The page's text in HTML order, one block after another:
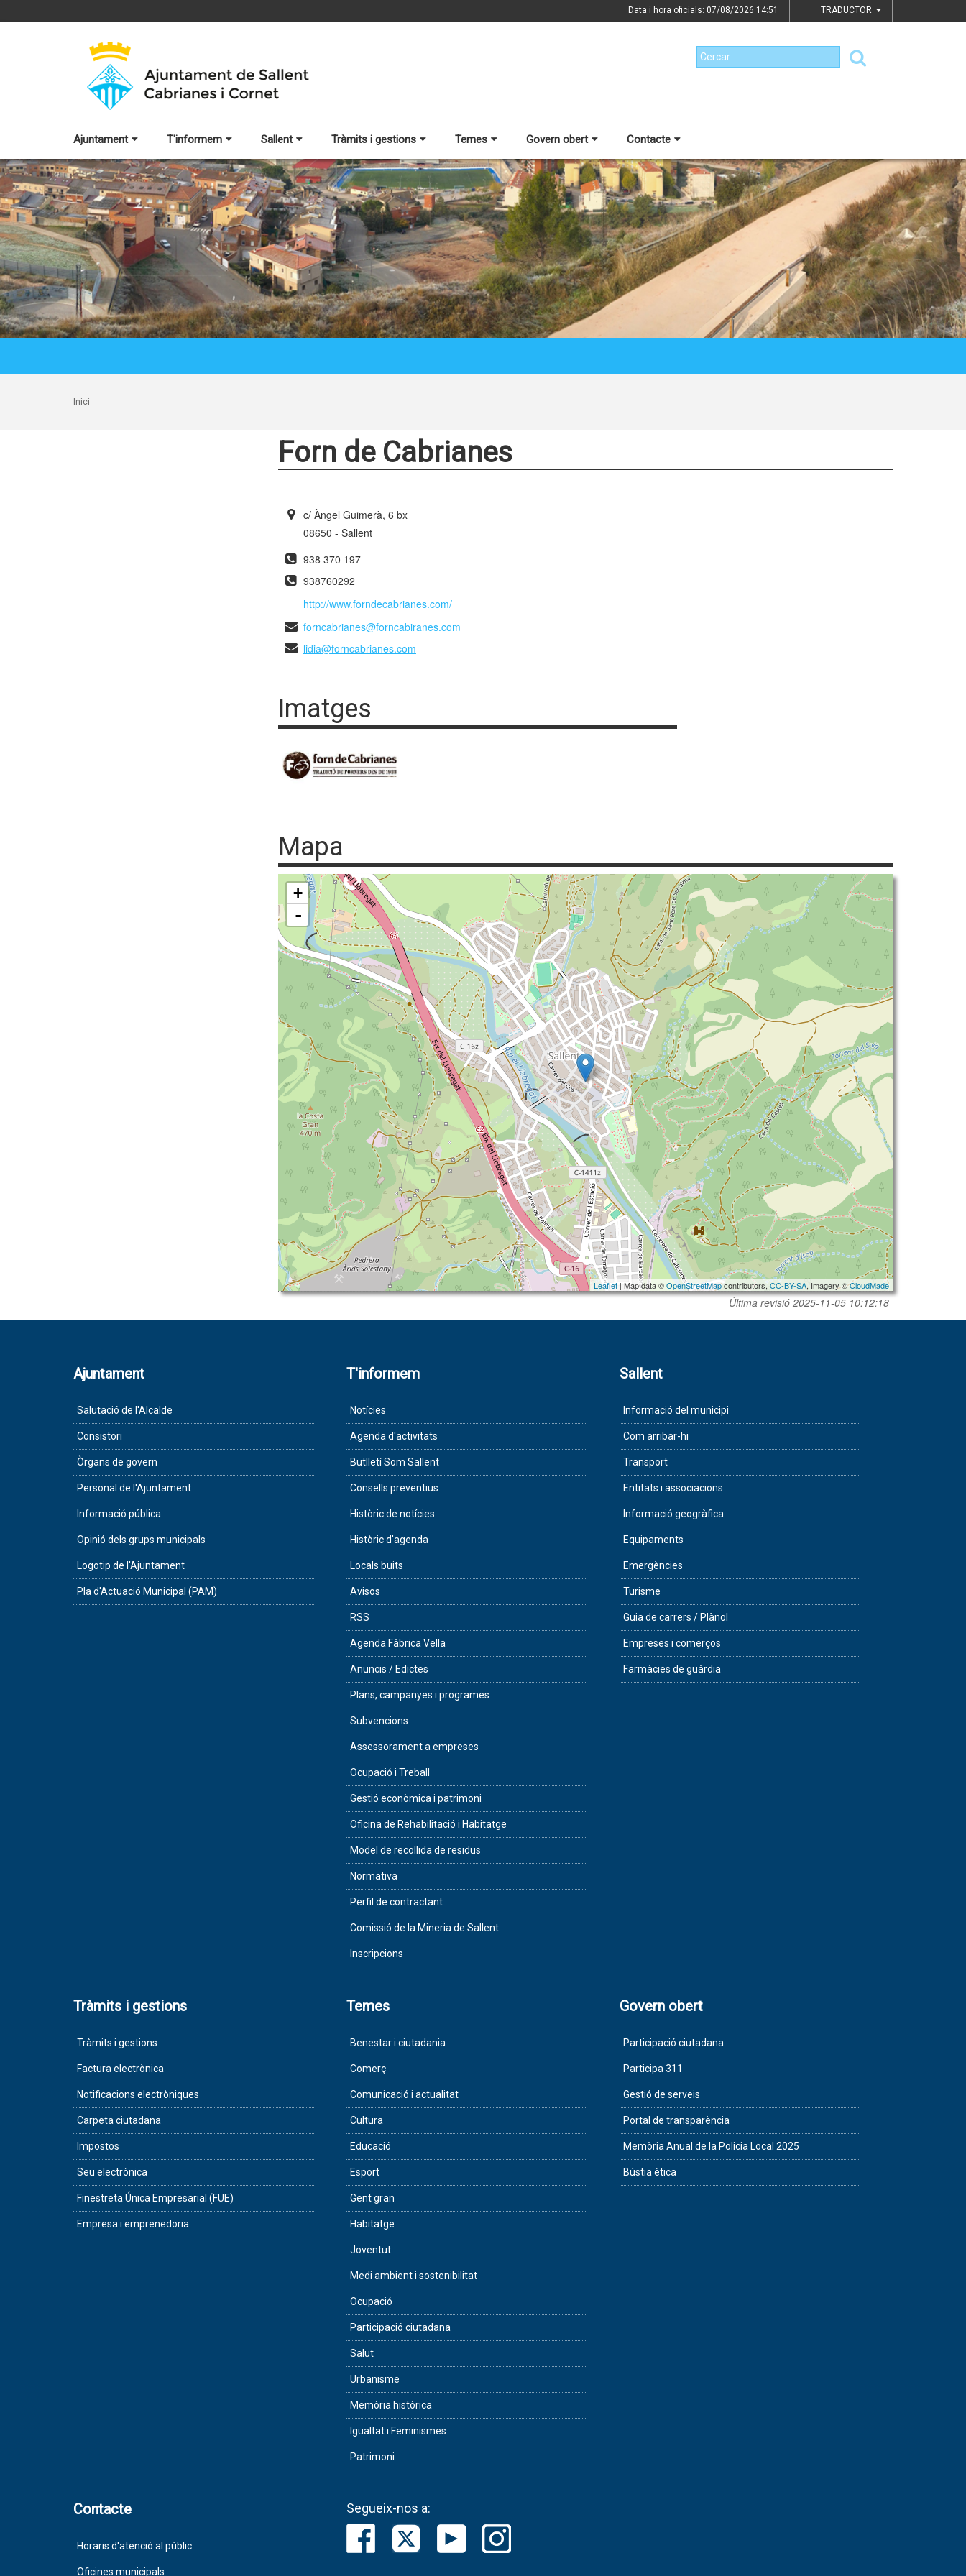
Data i hora oficials: 07/08/2026 14:51 TRADUCTOR
Ajuntament T'informem Sallent Tràmits i gestions Temes Govern obert Contacte
Inici
Forn de Cabrianes
c/ Àngel Guimerà, 6 bx
08650 - Sallent
938 370 197
938760292
http://www.forndecabrianes.com/
forncabrianes@forncabiranes.com
lidia@forncabrianes.com
Imatges
Mapa
+
-
Leaflet | Map data ©OpenStreetMapcontributors,CC-BY-SA, Imagery ©CloudMade
Última revisió 2025-11-05 10:12:18
Ajuntament
Salutació de l'Alcalde
Consistori
Òrgans de govern
Personal de l'Ajuntament
Informació pública
Opinió dels grups municipals
Logotip de l'Ajuntament
Pla d'Actuació Municipal (PAM)
T'informem
Notícies
Agenda d'activitats
Butlletí Som Sallent
Consells preventius
Històric de notícies
Històric d'agenda
Locals buits
Avisos
RSS
Agenda Fàbrica Vella
Anuncis / Edictes
Plans, campanyes i programes
Subvencions
Assessorament a empreses
Ocupació i Treball
Gestió econòmica i patrimoni
Oficina de Rehabilitació i Habitatge
Model de recollida de residus
Normativa
Perfil de contractant
Comissió de la Mineria de Sallent
Inscripcions
Sallent
Informació del municipi
Com arribar-hi
Transport
Entitats i associacions
Informació geogràfica
Equipaments
Emergències
Turisme
Guia de carrers / Plànol
Empreses i comerços
Farmàcies de guàrdia
Tràmits i gestions
Tràmits i gestions
Factura electrònica
Notificacions electròniques
Carpeta ciutadana
Impostos
Seu electrònica
Finestreta Única Empresarial (FUE)
Empresa i emprenedoria
Temes
Benestar i ciutadania
Comerç
Comunicació i actualitat
Cultura
Educació
Esport
Gent gran
Habitatge
Joventut
Medi ambient i sostenibilitat
Ocupació
Participació ciutadana
Salut
Urbanisme
Memòria històrica
Igualtat i Feminismes
Patrimoni
Govern obert
Participació ciutadana
Participa 311
Gestió de serveis
Portal de transparència
Memòria Anual de la Policia Local 2025
Bústia ètica
Contacte
Horaris d'atenció al públic
Oficines municipals
Segueix-nos a: